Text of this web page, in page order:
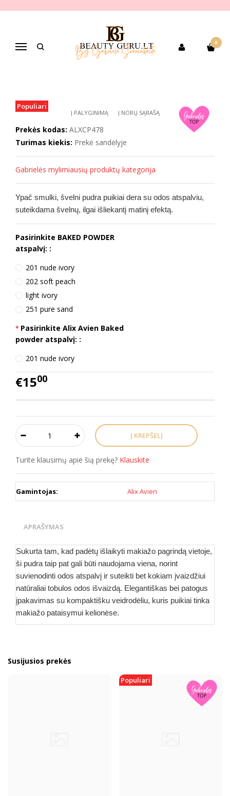
Navigacija
0
Pagrindinis PREKIŲ KATEGORIJOS
Dekoratyvinė kosmetika
Alix Avien BAKED POWDER kompaktinė pudra
ALIX AVIEN BAKED POWDER
Populiari
Į PALYGINIMĄ Į NORŲ SĄRAŠĄ
Prekės kodas: ALXCP478
Turimas kiekis: Prekė sandėlyje
Gabrielės mylimiausių produktų kategorija
Ypač smulki, švelni pudra puikiai dera su odos atspalviu,
suteikdama švelnų, ilgai išliekantį matinį efektą.
Pasirinkite BAKED POWDER
atspalvį: :
201 nude ivory
202 soft peach
light ivory
251 pure sand
Pasirinkite Alix Avien Baked
powder atspalvį: :
201 nude ivory
€1500
Turite klausimų apie šią prekę? Klauskite
Gamintojas: Alix Avien
APRAŠYMAS
Sukurta tam, kad padėtų išlaikyti makiažo pagrindą vietoje,
ši pudra taip pat gali būti naudojama viena, norint
suvienodinti odos atspalvį ir suteikti bet kokiam įvaizdžiui
natūraliai tobulos odos išvaizdą. Elegantiškas bei patogus
įpakavimas su kompaktišku veidrodėliu, kuris puikiai tinka
makiažo pataisymui kelionėse.
Susijusios prekės
Populiari